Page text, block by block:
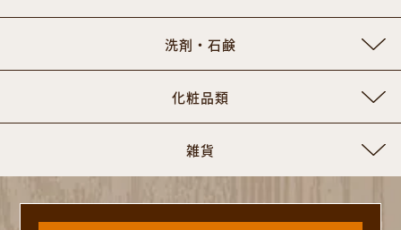
洗剤・石鹸
化粧品類
雑貨